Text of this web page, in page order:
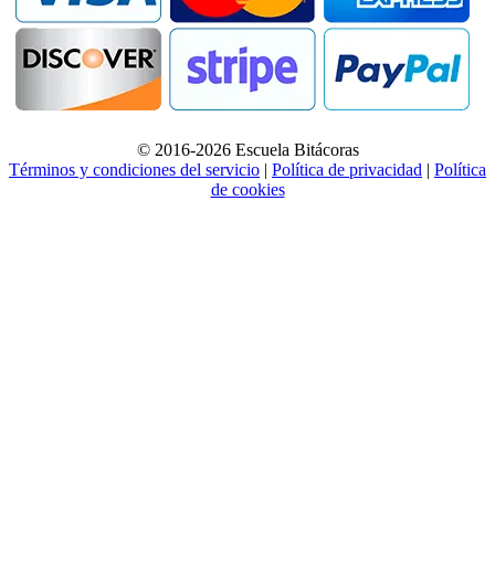
© 2016-2026 Escuela Bitácoras
Términos y condiciones del servicio | Política de privacidad | Política
de cookies